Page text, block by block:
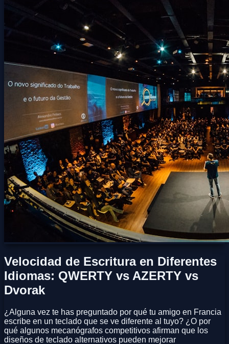
Velocidad de Escritura en Diferentes
Idiomas: QWERTY vs AZERTY vs
Dvorak
¿Alguna vez te has preguntado por qué tu amigo en Francia
escribe en un teclado que se ve diferente al tuyo? ¿O por
qué algunos mecanógrafos competitivos afirman que los
diseños de teclado alternativos pueden mejorar